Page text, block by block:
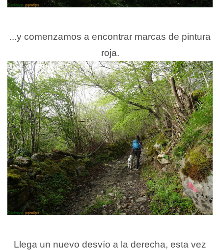
...y comenzamos a encontrar marcas de pintura
roja.
Llega un nuevo desvío a la derecha, esta vez